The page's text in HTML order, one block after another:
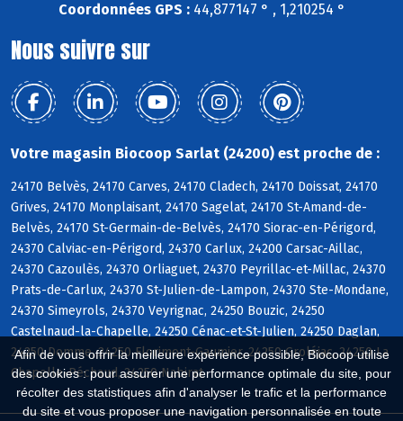
Afin de vous offrir la meilleure expérience possible, Biocoop utilise
des cookies : pour assurer une performance optimale du site, pour
récolter des statistiques afin d'analyser le trafic et la performance
du site et vous proposer une navigation personnalisée en toute
Coordonnées GPS :44,877147 ° , 1,210254 °
Nous suivre sur
Votre magasin Biocoop Sarlat (24200) est proche de :
24170 Belvès, 24170 Carves, 24170 Cladech, 24170 Doissat, 24170
Grives, 24170 Monplaisant, 24170 Sagelat, 24170 St-Amand-de-
Belvès, 24170 St-Germain-de-Belvès, 24170 Siorac-en-Périgord,
24370 Calviac-en-Périgord, 24370 Carlux, 24200 Carsac-Aillac,
24370 Cazoulès, 24370 Orliaguet, 24370 Peyrillac-et-Millac, 24370
Prats-de-Carlux, 24370 St-Julien-de-Lampon, 24370 Ste-Mondane,
24370 Simeyrols, 24370 Veyrignac, 24250 Bouzic, 24250
Castelnaud-la-Chapelle, 24250 Cénac-et-St-Julien, 24250 Daglan,
24250 Domme, 24250 Florimont-Gaumier, 24250 Groléjac, 24250 La
Chapelle-Péchaud, 24250 Nabirat